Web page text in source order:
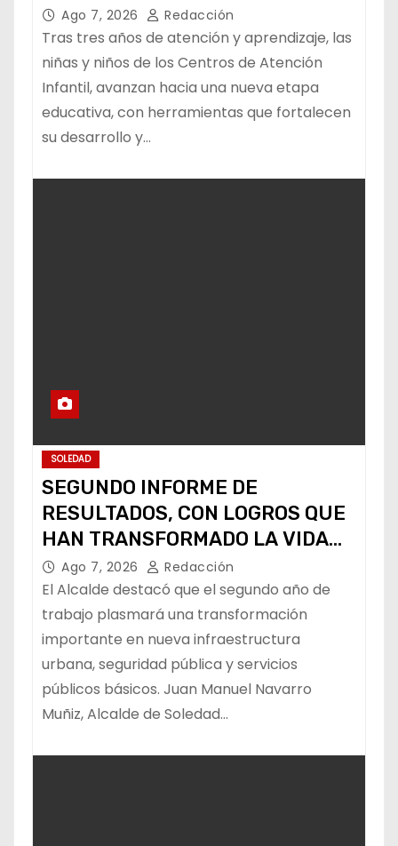
ESTANCIAS “CAPULLITOS 1 Y 2”
Ago 7, 2026 Redacción
Tras tres años de atención y aprendizaje, las
niñas y niños de los Centros de Atención
Infantil, avanzan hacia una nueva etapa
educativa, con herramientas que fortalecen
su desarrollo y…
SOLEDAD
SEGUNDO INFORME DE
RESULTADOS, CON LOGROS QUE
HAN TRANSFORMADO LA VIDA
DE LOS SOLEDENSES: JUAN
MANUEL NAVARRO
Ago 7, 2026 Redacción
El Alcalde destacó que el segundo año de
trabajo plasmará una transformación
importante en nueva infraestructura
urbana, seguridad pública y servicios
públicos básicos. Juan Manuel Navarro
Muñiz, Alcalde de Soledad…